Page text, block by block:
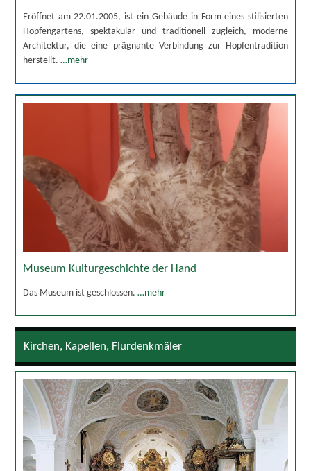
Eröffnet am 22.01.2005, ist ein Gebäude in Form eines stilisierten
Hopfengartens, spektakulär und traditionell zugleich, moderne
Architektur, die eine prägnante Verbindung zur Hopfentradition
herstellt. …mehr
Museum Kulturgeschichte der Hand
Das Museum ist geschlossen. …mehr
Kirchen, Kapellen, Flurdenkmäler